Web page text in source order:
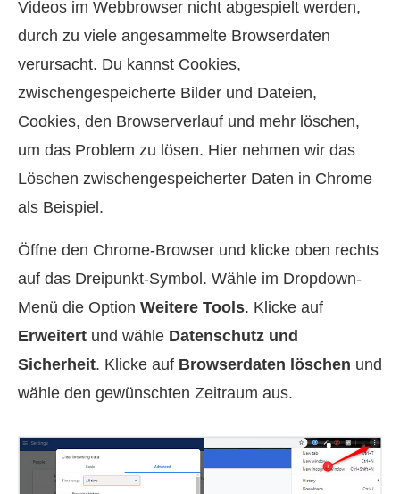
Videos im Webbrowser nicht abgespielt werden,
durch zu viele angesammelte Browserdaten
verursacht. Du kannst Cookies,
zwischengespeicherte Bilder und Dateien,
Cookies, den Browserverlauf und mehr löschen,
um das Problem zu lösen. Hier nehmen wir das
Löschen zwischengespeicherter Daten in Chrome
als Beispiel.
Öffne den Chrome-Browser und klicke oben rechts
auf das Dreipunkt-Symbol. Wähle im Dropdown-
Menü die Option Weitere Tools. Klicke auf
Erweitert und wähle Datenschutz und
Sicherheit. Klicke auf Browserdaten löschen und
wähle den gewünschten Zeitraum aus.